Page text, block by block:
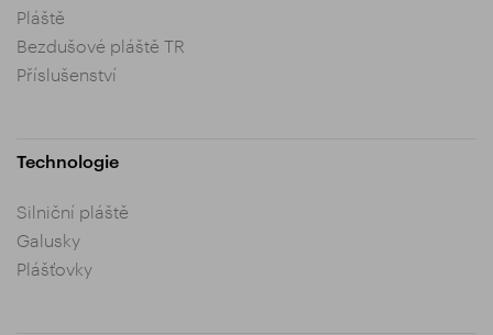
Pláště
Bezdušové pláště TR
Příslušenství
Technologie
Silniční pláště
Galusky
Plášťovky